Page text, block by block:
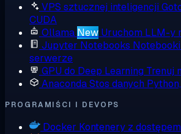
VPS sztucznej inteligencji
CUDA
Ollama New Uruchom LLM-y
Jupyter Notebooks
serwerze
GPU do Deep Learning Trenuj
AnacondaStos danych
PROGRAMIŚCI I DEVOPS
Docker Kontenery z